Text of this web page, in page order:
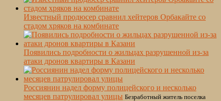
Известный продюсер сравнил хейтеров Орбакайте со
стадом хряков на комбинате
Появились подробности о жильцах разрушенной из-за
атаки дронов квартиры в Казани
Россиянин надел форму полицейского и несколько
месяцев патрулировал улицы Безработный житель поселка